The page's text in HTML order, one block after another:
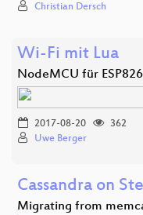
Christian Dersch
Wi-Fi mit Lua
NodeMCU für
2017-08-20
362
Uwe Berger
Cassandra on
Migrating from